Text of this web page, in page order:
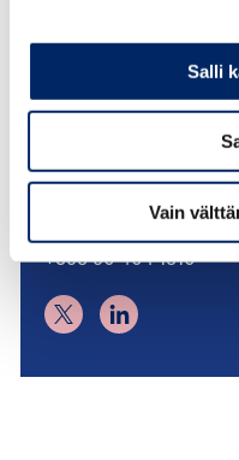
Salli
Vain
Suvi
JOHTAVA
MAAHANMUUTTO
+358 50 404 1810